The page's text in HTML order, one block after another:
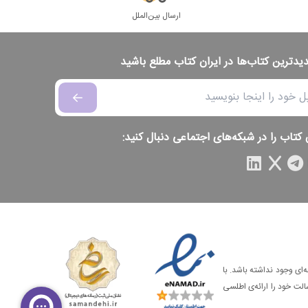
ارسال بین‌الملل
کتاب‌ها در ایران کتاب مطلع باشید
کتاب را در شبکه‌های اجتماعی دنبال کنید:
وجود نداشته باشد. با
خود را ارائه‌ی اطلسی